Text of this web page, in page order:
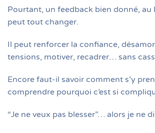
Pourtant, un feedback bien donné, au
peut tout changer.
Il peut renforcer la confiance,
tensions, motiver, recadrer… sans
Encore faut-il savoir comment s’y
comprendre pourquoi c’est si
“Je ne veux pas blesser”… alors je ne